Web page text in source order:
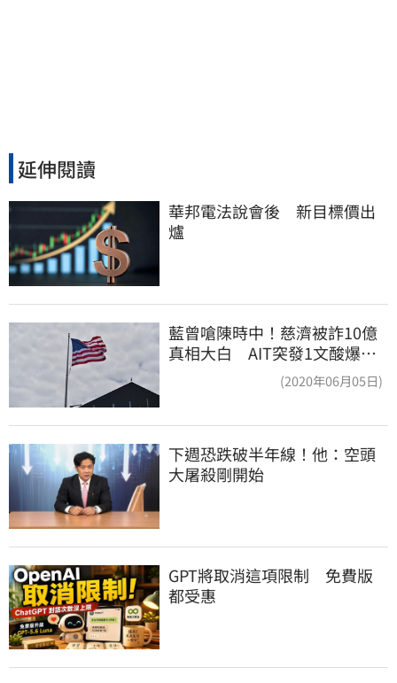
延伸閱讀
華邦電法說會後　新目標價出
爐
藍曾嗆陳時中！慈濟被詐10億
真相大白 AIT突發1文酸爆…
(2020年06月05日)
下週恐跌破半年線！他：空頭
大屠殺剛開始
GPT將取消這項限制　免費版
都受惠